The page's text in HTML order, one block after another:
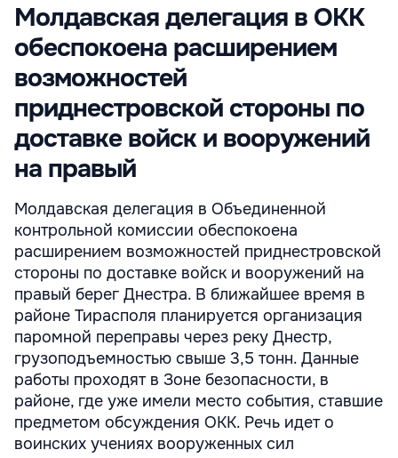
Молдавская делегация в ОКК
обеспокоена расширением
возможностей
приднестровской стороны по
доставке войск и вооружений
на правый
Молдавская делегация в Объединенной
контрольной комиссии обеспокоена
расширением возможностей приднестровской
стороны по доставке войск и вооружений на
правый берег Днестра. В ближайшее время в
районе Тирасполя планируется организация
паромной переправы через реку Днестр,
грузоподъемностью свыше 3,5 тонн. Данные
работы проходят в Зоне безопасности, в
районе, где уже имели место события, ставшие
предметом обсуждения ОКК. Речь идет о
воинских учениях вооруженных сил